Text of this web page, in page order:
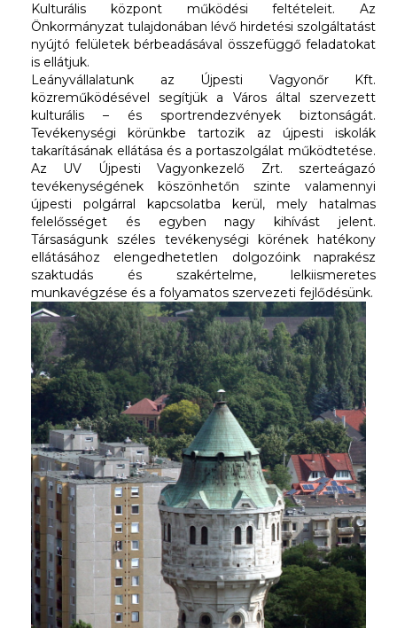
Kulturális központ működési feltételeit. Az
Önkormányzat tulajdonában lévő hirdetési szolgáltatást
nyújtó felületek bérbeadásával összefüggő feladatokat
is ellátjuk.
Leányvállalatunk az Újpesti Vagyonőr Kft.
közreműködésével segítjük a Város által szervezett
kulturális – és sportrendezvények biztonságát.
Tevékenységi körünkbe tartozik az újpesti iskolák
takarításának ellátása és a portaszolgálat működtetése.
Az UV Újpesti Vagyonkezelő Zrt. szerteágazó
tevékenységének köszönhetőn szinte valamennyi
újpesti polgárral kapcsolatba kerül, mely hatalmas
felelősséget és egyben nagy kihívást jelent.
Társaságunk széles tevékenységi körének hatékony
ellátásához elengedhetetlen dolgozóink naprakész
szaktudás és szakértelme, lelkiismeretes
munkavégzése és a folyamatos szervezeti fejlődésünk.